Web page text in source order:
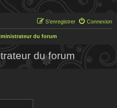
Connexion
S’enregistrer
du forum
du forum